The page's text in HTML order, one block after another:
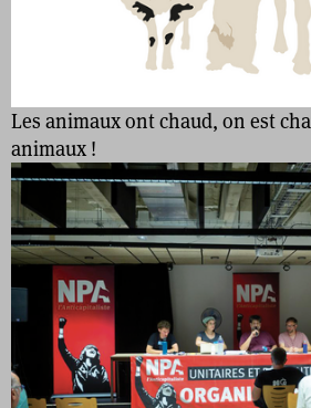
Les animaux ont chaud, on est
animaux !